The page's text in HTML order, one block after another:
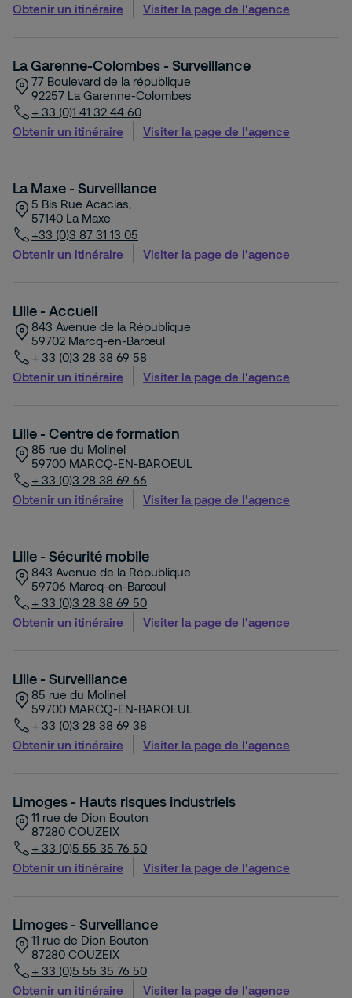
Obtenir un itinéraire
Visiter la page de l'agence
La Garenne-Colombes - Surveillance
77 Boulevard de la république
92257 La Garenne-Colombes
+ 33 (0)1 41 32 44 60
Obtenir un itinéraire
Visiter la page de l'agence
La Maxe - Surveillance
5 Bis Rue Acacias,
57140 La Maxe
+33 (0)3 87 31 13 05
Obtenir un itinéraire
Visiter la page de l'agence
Lille - Accueil
843 Avenue de la République
59702 Marcq-en-Barœul
+ 33 (0)3 28 38 69 58
Obtenir un itinéraire
Visiter la page de l'agence
Lille - Centre de formation
85 rue du Molinel
59700 MARCQ-EN-BAROEUL
+ 33 (0)3 28 38 69 66
Obtenir un itinéraire
Visiter la page de l'agence
Lille - Sécurité mobile
843 Avenue de la République
59706 Marcq-en-Barœul
+ 33 (0)3 28 38 69 50
Obtenir un itinéraire
Visiter la page de l'agence
Lille - Surveillance
85 rue du Molinel
59700 MARCQ-EN-BAROEUL
+ 33 (0)3 28 38 69 38
Obtenir un itinéraire
Visiter la page de l'agence
Limoges - Hauts risques industriels
11 rue de Dion Bouton
87280 COUZEIX
+ 33 (0)5 55 35 76 50
Obtenir un itinéraire
Visiter la page de l'agence
Limoges - Surveillance
11 rue de Dion Bouton
87280 COUZEIX
+ 33 (0)5 55 35 76 50
Obtenir un itinéraire
Visiter la page de l'agence